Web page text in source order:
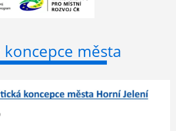
koncepce města